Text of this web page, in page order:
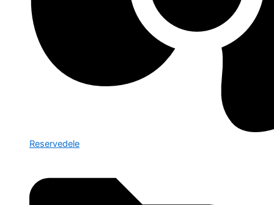
Reservedele